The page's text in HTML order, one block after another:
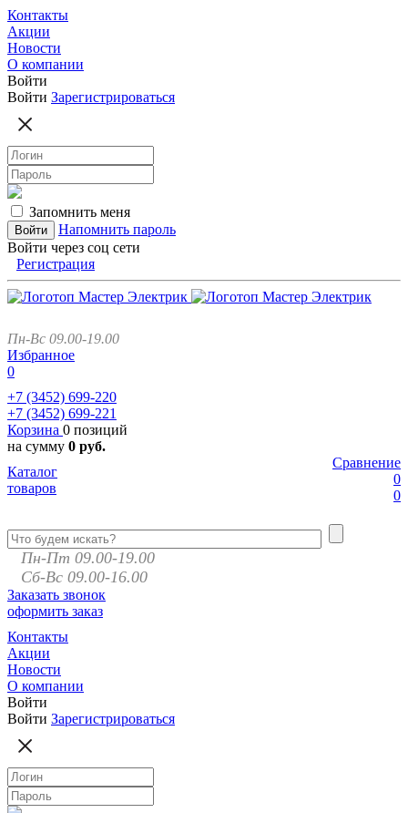
Контакты
Акции
Новости
О компании
Войти
Войти Зарегистрироваться
Запомнить меня
Напомнить пароль
Войти через соц сети
Регистрация
Пн-Вс 09.00-19.00
Избранное
0
+7 (3452) 699-220
+7 (3452) 699-221
Корзина 0 позиций
на сумму 0 руб.
Сравнение
0
0
Каталог
товаров
Пн-Пт 09.00-19.00
Сб-Вс 09.00-16.00
Заказать звонок
оформить заказ
Контакты
Акции
Новости
О компании
Войти
Войти Зарегистрироваться